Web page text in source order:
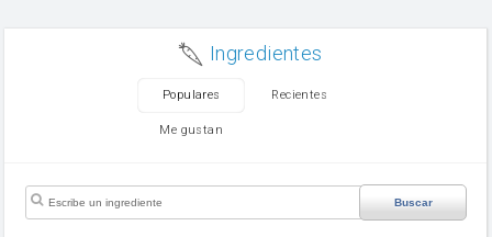
Ingredientes
Populares Recientes
Me gustan
Buscar